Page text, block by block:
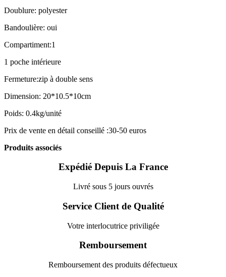
Doublure: polyester
Bandoulière: oui
Compartiment:1
1 poche intérieure
Fermeture:zip à double sens
Dimension: 20*10.5*10cm
Poids: 0.4kg/unité
Prix de vente en détail conseillé :30-50 euros
Produits associés
Expédié Depuis La France
Livré sous 5 jours ouvrés
Service Client de Qualité
Votre interlocutrice priviligée
Remboursement
Remboursement des produits défectueux